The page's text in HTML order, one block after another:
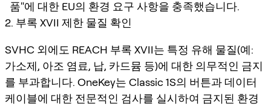
품"에 대한 EU의 환경 요구 사항을 충족했습니다.
2. 부록 XVII 제한 물질 확인
SVHC 외에도 REACH 부록 XVII는 특정 유해 물질(예:
가소제, 아조 염료, 납, 카드뮴 등)에 대한 의무적인 금지
를 부과합니다. OneKey는 Classic 1S의 버튼과 데이터
케이블에 대한 전문적인 검사를 실시하여 금지된 환경